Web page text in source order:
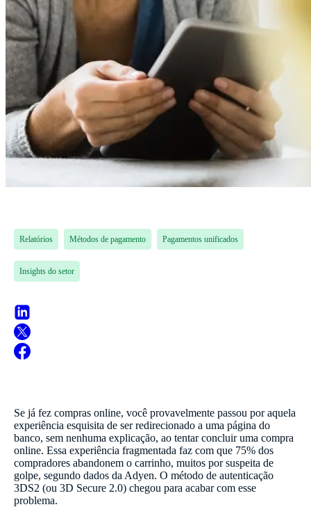
Relatórios Métodos de pagamento Pagamentos unificados
Insights do setor
Se já fez compras online, você provavelmente passou por aquela
experiência esquisita de ser redirecionado a uma página do
banco, sem nenhuma explicação, ao tentar concluir uma compra
online. Essa experiência fragmentada faz com que 75% dos
compradores abandonem o carrinho, muitos por suspeita de
golpe, segundo dados da Adyen. O método de autenticação
3DS2 (ou 3D Secure 2.0) chegou para acabar com esse
problema.